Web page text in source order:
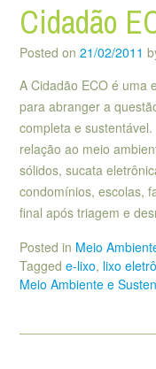
Cidadão
Posted on 21/02/2011
A Cidadão ECO é uma
para abranger a
completa e
relação ao meio
sólidos, sucata
condomínios, escolas,
final após triagem e
Posted in Meio
Tagged e-lixo, lixo
Meio Ambiente e